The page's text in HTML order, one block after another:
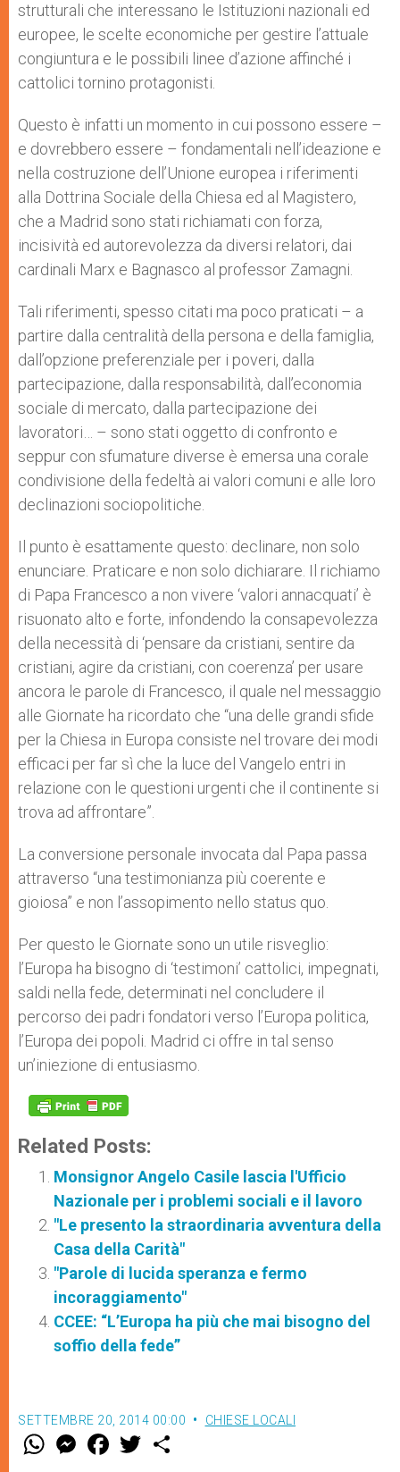
strutturali che interessano le Istituzioni nazionali ed
europee, le scelte economiche per gestire l’attuale
congiuntura e le possibili linee d’azione affinché i
cattolici tornino protagonisti.
Questo è infatti un momento in cui possono essere –
e dovrebbero essere – fondamentali nell’ideazione e
nella costruzione dell’Unione europea i riferimenti
alla Dottrina Sociale della Chiesa ed al Magistero,
che a Madrid sono stati richiamati con forza,
incisività ed autorevolezza da diversi relatori, dai
cardinali Marx e Bagnasco al professor Zamagni.
Tali riferimenti, spesso citati ma poco praticati – a
partire dalla centralità della persona e della famiglia,
dall’opzione preferenziale per i poveri, dalla
partecipazione, dalla responsabilità, dall’economia
sociale di mercato, dalla partecipazione dei
lavoratori… – sono stati oggetto di confronto e
seppur con sfumature diverse è emersa una corale
condivisione della fedeltà ai valori comuni e alle loro
declinazioni sociopolitiche.
Il punto è esattamente questo: declinare, non solo
enunciare. Praticare e non solo dichiarare. Il richiamo
di Papa Francesco a non vivere ‘valori annacquati’ è
risuonato alto e forte, infondendo la consapevolezza
della necessità di ‘pensare da cristiani, sentire da
cristiani, agire da cristiani, con coerenza’ per usare
ancora le parole di Francesco, il quale nel messaggio
alle Giornate ha ricordato che “una delle grandi sfide
per la Chiesa in Europa consiste nel trovare dei modi
efficaci per far sì che la luce del Vangelo entri in
relazione con le questioni urgenti che il continente si
trova ad affrontare”.
La conversione personale invocata dal Papa passa
attraverso “una testimonianza più coerente e
gioiosa” e non l’assopimento nello status quo.
Per questo le Giornate sono un utile risveglio:
l’Europa ha bisogno di ‘testimoni’ cattolici, impegnati,
saldi nella fede, determinati nel concludere il
percorso dei padri fondatori verso l’Europa politica,
l’Europa dei popoli. Madrid ci offre in tal senso
un’iniezione di entusiasmo.
Related Posts:
Monsignor Angelo Casile lascia l'Ufficio
Nazionale per i problemi sociali e il lavoro
"Le presento la straordinaria avventura della
Casa della Carità"
"Parole di lucida speranza e fermo
incoraggiamento"
CCEE: “L’Europa ha più che mai bisogno del
soffio della fede”
SETTEMBRE 20, 2014 00:00 CHIESE LOCALI
W M
e
F
a w